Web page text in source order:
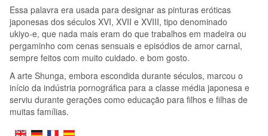
Essa palavra era usada para designar as pinturas eróticas
japonesas dos séculos XVI, XVII e XVIII, tipo denominado
ukiyo-e, que nada mais eram do que trabalhos em madeira ou
pergaminho com cenas sensuais e episódios de amor carnal,
sempre feitos com muito cuidado. e bom gosto.
A arte Shunga, embora escondida durante séculos, marcou o
início da indústria pornográfica para a classe média japonesa e
serviu durante gerações como educação para filhos e filhas de
muitas famílias.